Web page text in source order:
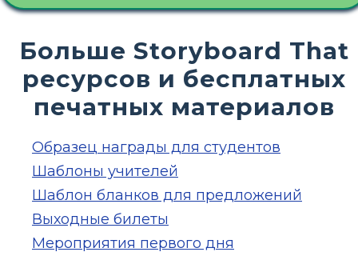
Больше Storyboard That
ресурсов и бесплатных
печатных материалов
Образец награды для студентов
Шаблоны учителей
Шаблон бланков для предложений
Выходные билеты
Мероприятия первого дня